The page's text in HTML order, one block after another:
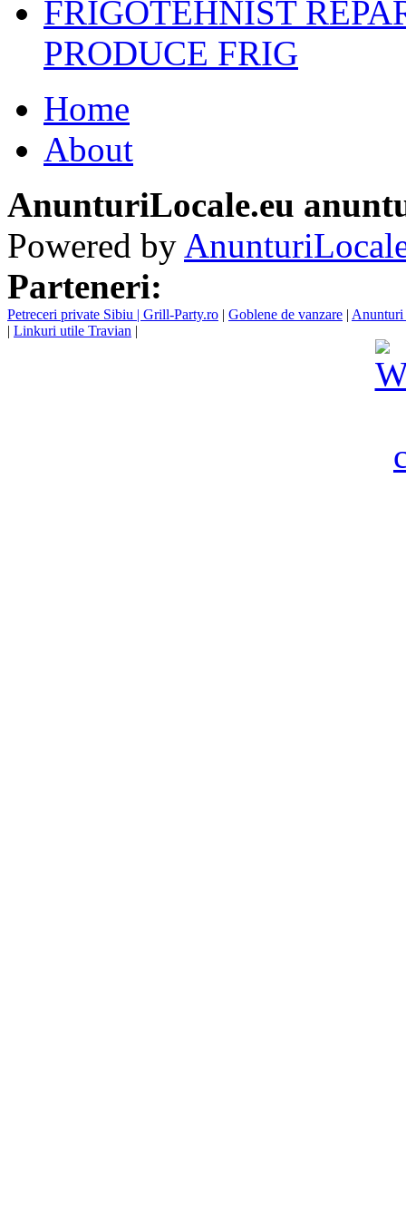
FRIGOTEHNIST
PRODUCE FRIG
Home
About
AnunturiLocale.eu
Powered by
Parteneri:
Petreceri private Sibiu | Grill-Party.ro | Goblene de vanzare | Anunturi
| Linkuri utile Travian |